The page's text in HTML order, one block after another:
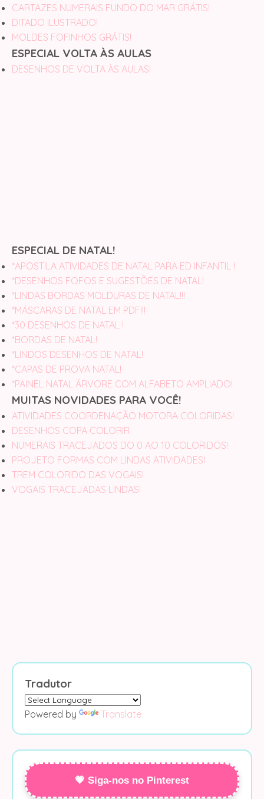
CARTAZES NUMERAIS FUNDO DO MAR GRÁTIS!
DITADO ILUSTRADO!
MOLDES FOFINHOS GRÁTIS!
ESPECIAL VOLTA ÀS AULAS
DESENHOS DE VOLTA ÀS AULAS!
ESPECIAL DE NATAL!
*APOSTILA ATIVIDADES DE NATAL PARA ED INFANTIL !
*DESENHOS FOFOS E SUGESTÕES DE NATAL!
*LINDAS BORDAS MOLDURAS DE NATAL!!!
*MÁSCARAS DE NATAL EM PDF!!!
*30 DESENHOS DE NATAL !
*BORDAS DE NATAL!
*LINDOS DESENHOS DE NATAL!
*CAPAS DE PROVA NATAL!
*PAINEL NATAL ÁRVORE COM ALFABETO AMPLIADO!
MUITAS NOVIDADES PARA VOCÊ!
ATIVIDADES COORDENAÇÃO MOTORA COLORIDAS!
DESENHOS COPA COLORIR
NUMERAIS TRACEJADOS DO 0 AO 10 COLORIDOS!
PROJETO FORMAS COM LINDAS ATIVIDADES!
TREM COLORIDO DAS VOGAIS!
VOGAIS TRACEJADAS LINDAS!
Tradutor
Powered by Translate
💗 Siga-nos no Pinterest